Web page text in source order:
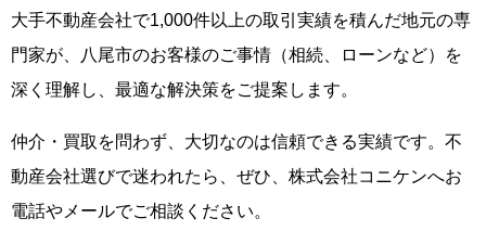
大手不動産会社で1,000件以上の取引実績を積んだ地元の専
門家が、八尾市のお客様のご事情（相続、ローンなど）を
深く理解し、最適な解決策をご提案します。
仲介・買取を問わず、大切なのは信頼できる実績です。不
動産会社選びで迷われたら、ぜひ、株式会社コニケンへお
電話やメールでご相談ください。